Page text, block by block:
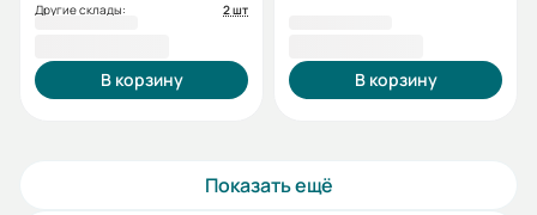
Другие склады:
2 шт
В корзину В корзину
Показать ещё